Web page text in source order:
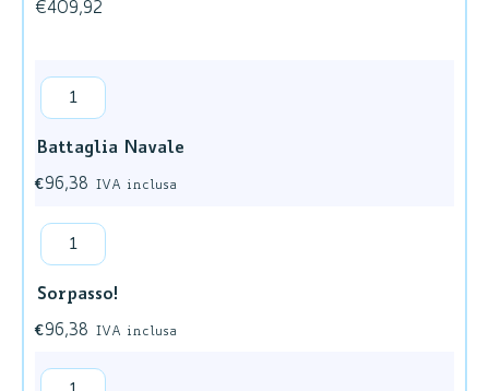
€409,92
Battaglia Navale
€96,38 IVA inclusa
Sorpasso!
€96,38 IVA inclusa